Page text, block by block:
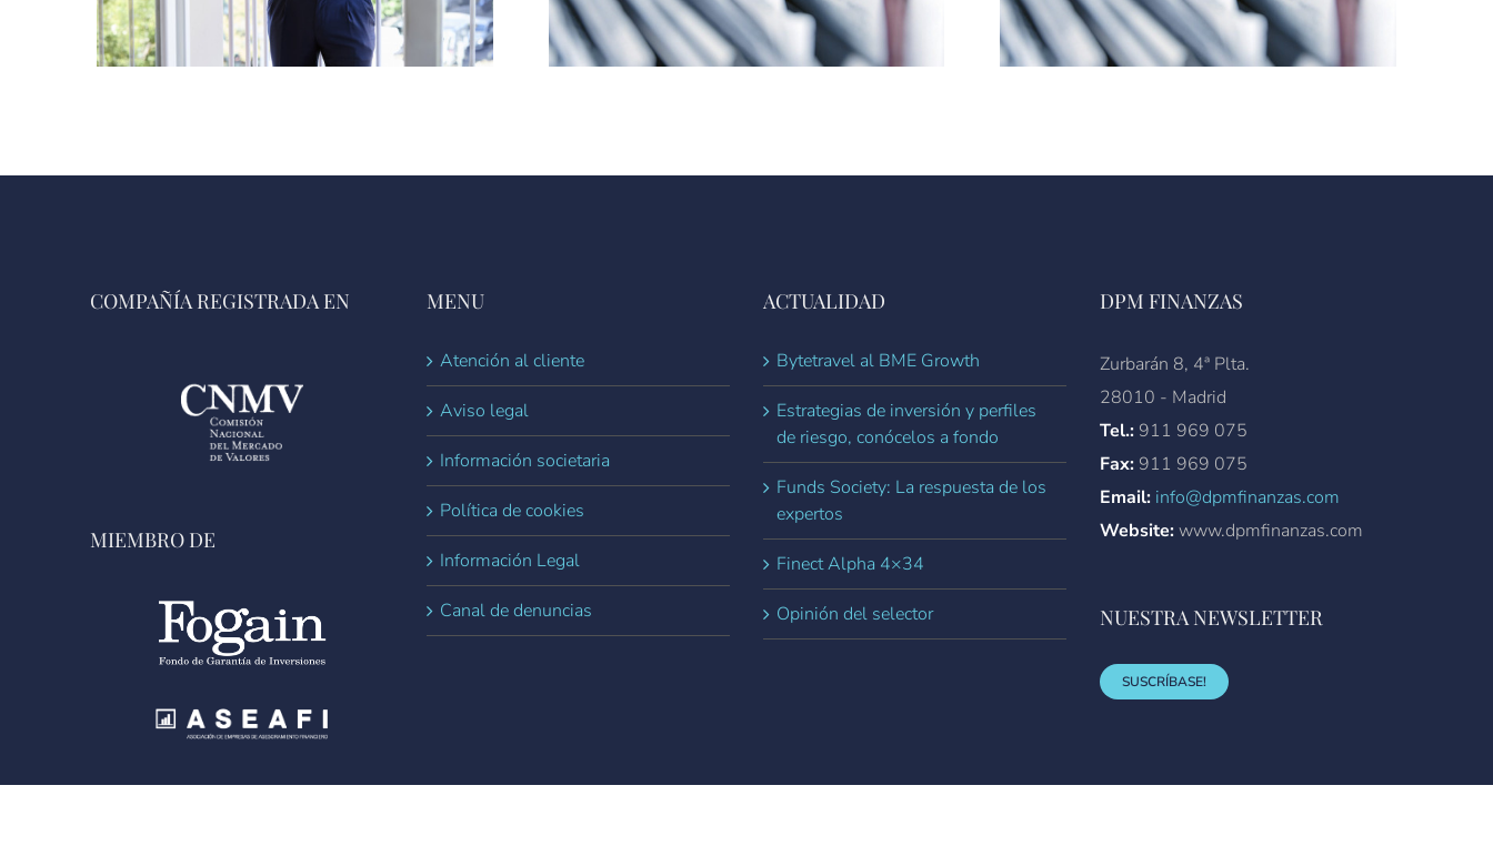
COMPAÑÍA REGISTRADA EN
MIEMBRO DE
MENU
Atención al cliente
Aviso legal
Información societaria
Política de cookies
Información Legal
Canal de denuncias
ACTUALIDAD
Bytetravel al BME Growth
Estrategias de inversión y perfiles
de riesgo, conócelos a fondo
Funds Society: La respuesta de los
expertos
Finect Alpha 4×34
Opinión del selector
DPM FINANZAS
Zurbarán 8, 4ª Plta.
28010 - Madrid
Tel.: 911 969 075
Fax: 911 969 075
Email: info@dpmfinanzas.com
Website:www.dpmfinanzas.com
NUESTRA NEWSLETTER
SUSCRÍBASE!